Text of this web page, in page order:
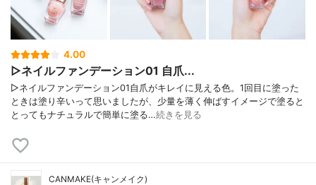
4.00
▷ネイルファンデーション01 自爪...
▷ネイルファンデーション01自爪がキレイに見える色。1回目に塗った
ときは塗り辛いって思いましたが、少量を薄く伸ばすイメージで塗ると
とってもナチュラルで簡単に塗る…続きを見る
CANMAKE(キャンメイク)